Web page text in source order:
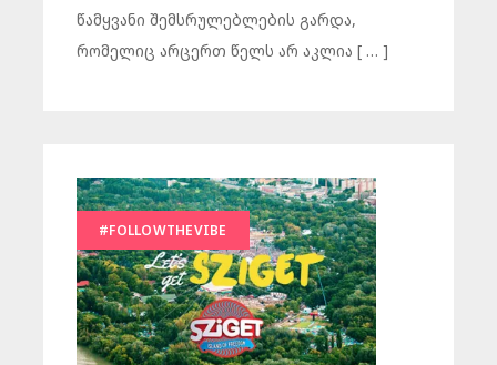
წამყვანი შემსრულებლების გარდა,
რომელიც არცერთ წელს არ აკლია [ … ]
#FOLLOWTHEVIBE